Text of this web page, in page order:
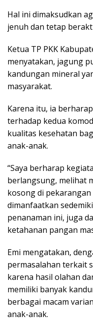
Hal ini dimaksudkan
jenuh dan tetap
Ketua TP PKK
menyatakan, jagung
kandungan mineral
masyarakat.
Karena itu, ia
terhadap kedua
kualitas kesehatan
anak-anak.
“Saya berharap
berlangsung, melihat
kosong di
dimanfaatkan
penanaman ini, juga
ketahanan pangan
Emi mengatakan,
permasalahan terkait
karena hasil olahan
memiliki banyak
berbagai macam
anak-anak.